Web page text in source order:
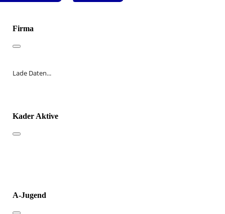
Firma
Lade Daten...
Kader Aktive
A-Jugend